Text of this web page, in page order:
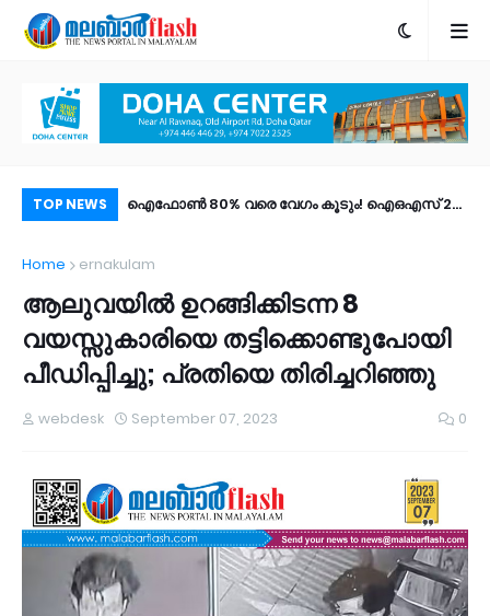
TOP NEWS
ഫോൺ
പേർ!
ഐഫോൺ 80% വരെ വേഗം കൂടും! ഐഒഎസ് 27
എങ്ങനെ ഡൗൺലോഡ് ചെയ്യാം?
Home
ernakulam
ആലുവയിൽ ഉറങ്ങിക്കിടന്ന 8
വയസ്സുകാരിയെ തട്ടിക്കൊണ്ടുപോയി
പീഡിപ്പിച്ചു; പ്രതിയെ തിരിച്ചറിഞ്ഞു
webdesk September 07, 2023 0